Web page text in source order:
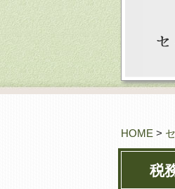
HOME >
税